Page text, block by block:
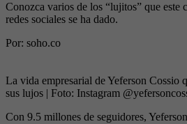
Conozca varios de los “lujitos” que este
redes sociales se ha dado.
Por: soho.co
La vida empresarial de Yeferson Cossio
sus lujos | Foto: Instagram
Con 9.5 millones de seguidores,